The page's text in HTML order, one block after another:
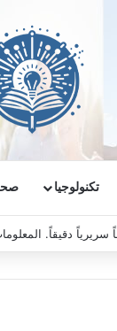
تكنولوجيا
سريرياً دقيقاً.